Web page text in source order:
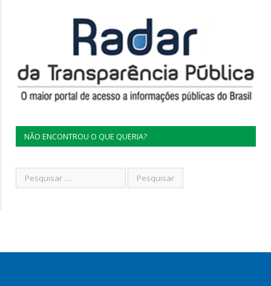
NÃO ENCONTROU O QUE QUERIA?